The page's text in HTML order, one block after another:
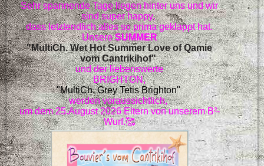
Sehr spannende Tage liegen hinter unsund wir
sind super happy,
dass letztendlichalles so prima geklappt hat.
UnsereSUMMER
"MultiCh. Wet Hot Summer Love of Qamie
vom Cantrikihof"
und der liebenswerte
BRIGHTON,
"MultiCh. Grey Tetis Brighton"
werden voraussichtlich,
um dem 25.August 2026 Eltern von unserem B²-
Wurf.🥰